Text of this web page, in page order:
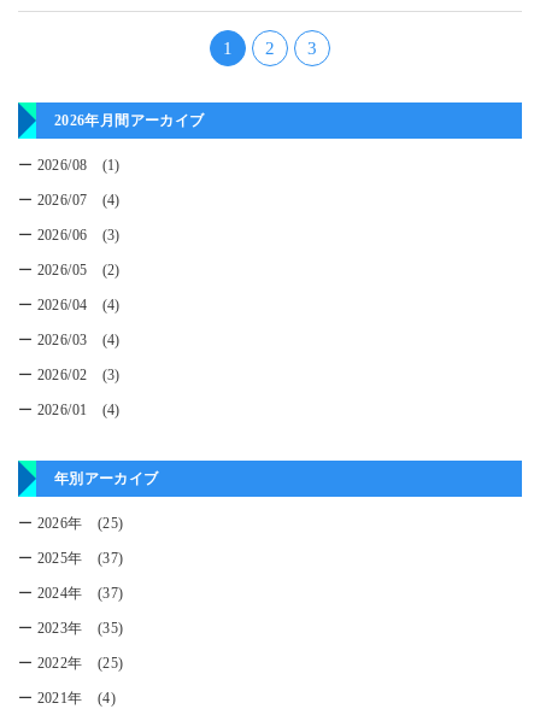
1 2 3
2026年月間アーカイブ
ー 2026/08 (1)
ー 2026/07 (4)
ー 2026/06 (3)
ー 2026/05 (2)
ー 2026/04 (4)
ー 2026/03 (4)
ー 2026/02 (3)
ー 2026/01 (4)
年別アーカイブ
ー 2026年 (25)
ー 2025年 (37)
ー 2024年 (37)
ー 2023年 (35)
ー 2022年 (25)
ー 2021年 (4)